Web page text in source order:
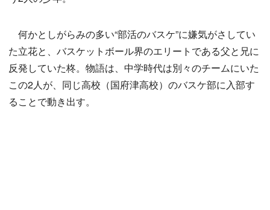
何かとしがらみの多い“部活のバスケ”に嫌気がさしてい
た立花と、バスケットボール界のエリートである父と兄に
反発していた柊。物語は、中学時代は別々のチームにいた
この2人が、同じ高校（国府津高校）のバスケ部に入部す
ることで動き出す。